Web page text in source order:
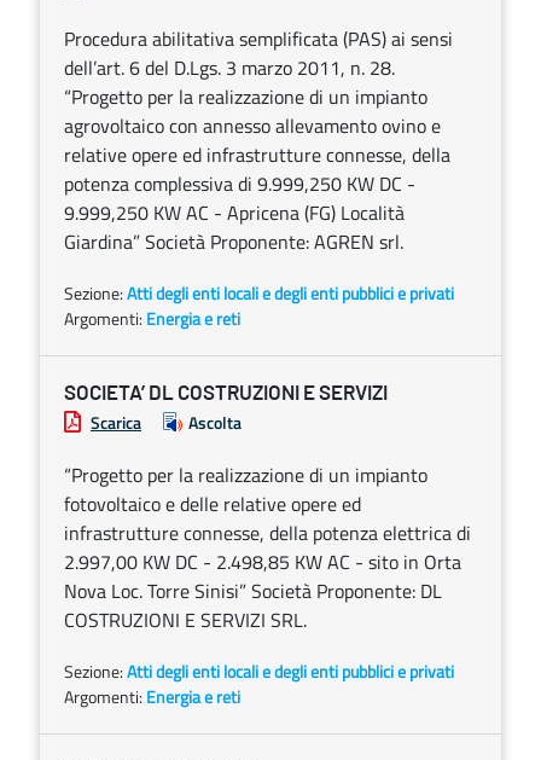
Procedura abilitativa semplificata (PAS) ai sensi
dell’art. 6 del D.Lgs. 3 marzo 2011, n. 28.
“Progetto per la realizzazione di un impianto
agrovoltaico con annesso allevamento ovino e
relative opere ed infrastrutture connesse, della
potenza complessiva di 9.999,250 KW DC -
9.999,250 KW AC - Apricena (FG) Località
Giardina” Società Proponente: AGREN srl.
Sezione:Atti degli enti locali e degli enti pubblici e privati
Argomenti: Energia e reti
SOCIETA’ DL COSTRUZIONI E SERVIZI
Scarica Ascolta
“Progetto per la realizzazione di un impianto
fotovoltaico e delle relative opere ed
infrastrutture connesse, della potenza elettrica di
2.997,00 KW DC - 2.498,85 KW AC - sito in Orta
Nova Loc. Torre Sinisi” Società Proponente: DL
COSTRUZIONI E SERVIZI SRL.
Sezione:Atti degli enti locali e degli enti pubblici e privati
Argomenti: Energia e reti